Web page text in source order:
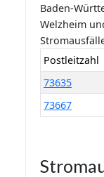
Baden-
Welzheim
Postleitzahl
73635
73667